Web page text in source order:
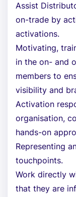
Assist
on-trade by
activations.
Motivating,
in the on- and
members to
visibility and
Activation
organisation,
hands-on
Representing
touchpoints.
Work directly
that they are